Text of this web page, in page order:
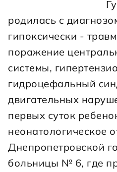
родилась с
гипоксически -
поражение
системы,
гидроцефальный
двигательных
первых суток
неонатологическое
Днепропетровской
больницы № 6, где